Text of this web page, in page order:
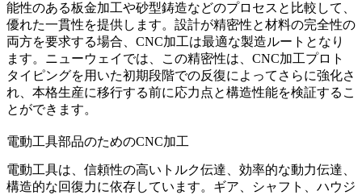
能性のある板金加工や砂型鋳造などのプロセスと比較して、
優れた一貫性を提供します。設計が精密性と材料の完全性の
両方を要求する場合、CNC加工は最適な製造ルートとなり
ます。ニューウェイでは、この精密性は、 CNC加工プロト
タイピングを用いた初期段階での反復によってさらに強化さ
れ、本格生産に移行する前に応力点と構造性能を検証するこ
とができます。
電動工具部品のためのCNC加工
電動工具は、信頼性の高いトルク伝達、効率的な動力伝達、
構造的な回復力に依存しています。ギア、シャフト、ハウジ